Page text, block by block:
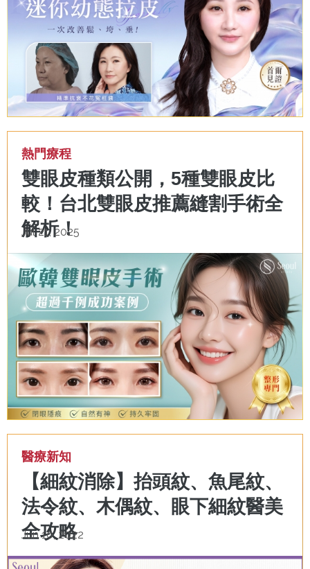
熱門療程
雙眼皮種類公開，5種雙眼皮比
較！台北雙眼皮推薦縫割手術全
解析！
Jul 21, 2025
醫療新知
【細紋消除】抬頭紋、魚尾紋、
法令紋、木偶紋、眼下細紋醫美
全攻略
Jun 10, 2022